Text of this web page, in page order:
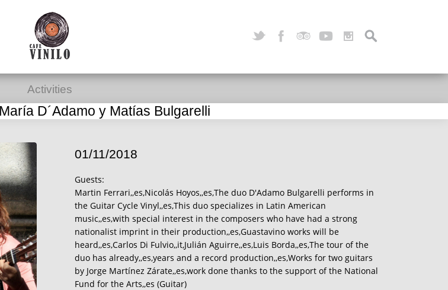
Activities
D´Adamo y Matías Bulgarelli
01/11/2018
Guests:
Martin Ferrari,,es,Nicolás Hoyos,,es,The duo D'Adamo Bulgarelli performs in
the Guitar Cycle Vinyl,,es,This duo specializes in Latin American
music,,es,with special interest in the composers who have had a strong
nationalist imprint in their production,,es,Guastavino works will be
heard,,es,Carlos Di Fulvio,,it,Julián Aguirre,,es,Luis Borda,,es,The tour of the
duo has already,,es,years and a record production,,es,Works for two guitars
by Jorge Martínez Zárate,,es,work done thanks to the support of the National
Fund for the Arts,,es (Guitar)